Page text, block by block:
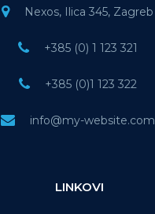
Nexos, Ilica 345, Zagreb
+385 (0) 1 123 321
+385 (0)1 123 322
info@my-website.com
LINKOVI